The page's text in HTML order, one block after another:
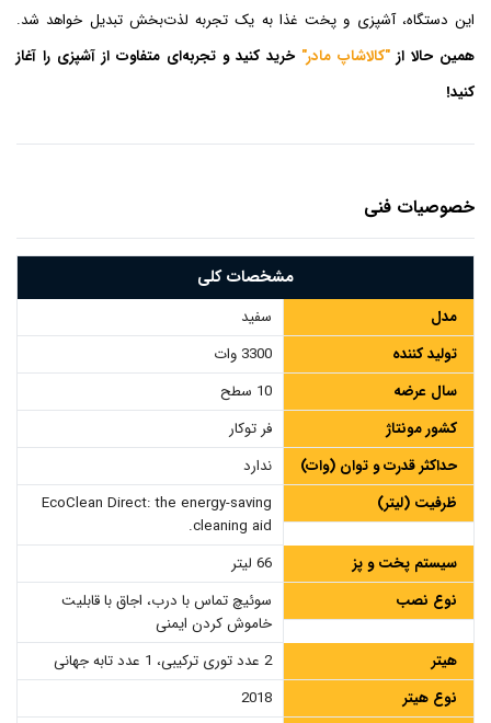
این دستگاه، آشپزی و پخت غذا به یک تجربه لذت‌بخش تبدیل خواهد شد.
همین حالا از "کالاشاپ مادر" خرید کنید و تجربه‌ای متفاوت از آشپزی را آغاز
کنید!
خصوصیات فنی
مشخصات کلی
مدل
سفید
تولید کننده
3300 وات
سال عرضه
10 سطح
کشور مونتاژ
فر توکار
حداکثر قدرت و توان (وات)
ندارد
ظرفیت (لیتر)
EcoClean Direct: the energy-saving
cleaning aid.
سیستم پخت و پز
66 لیتر
نوع نصب
سوئیچ تماس با درب، اجاق با قابلیت
خاموش کردن ایمنی
هیتر
2 عدد توری ترکیبی، 1 عدد تابه جهانی
نوع هیتر
2018